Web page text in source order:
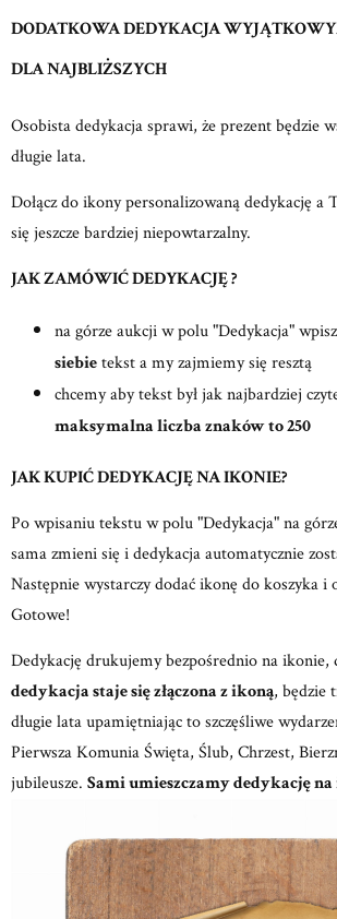
DODATKOWA DEDYKACJA
DLA NAJBLIŻSZYCH
Osobista dedykacja sprawi, że prezent będzie
długie lata.
Dołącz do ikony personalizowaną dedykację a
się jeszcze bardziej niepowtarzalny.
JAK ZAMÓWIĆ DEDYKACJĘ ?
na górze aukcji w polu "Dedykacja" wpisz
siebietekst a my zajmiemy się resztą
chcemy aby tekst był jak najbardziej
maksymalna liczba znaków to 250
JAK KUPIĆ DEDYKACJĘ NA IKONIE?
Po wpisaniu tekstu w polu "Dedykacja" na
sama zmieni się i dedykacja automatycznie
Następnie wystarczy dodać ikonę do koszyka i
Gotowe!
Dedykację drukujemy bezpośrednio na ikonie,
dedykacja staje się złączona z ikoną, będzie
długie lata upamiętniając to szczęśliwe
Pierwsza Komunia Święta, Ślub, Chrzest,
jubileusze. Sami umieszczamy dedykację